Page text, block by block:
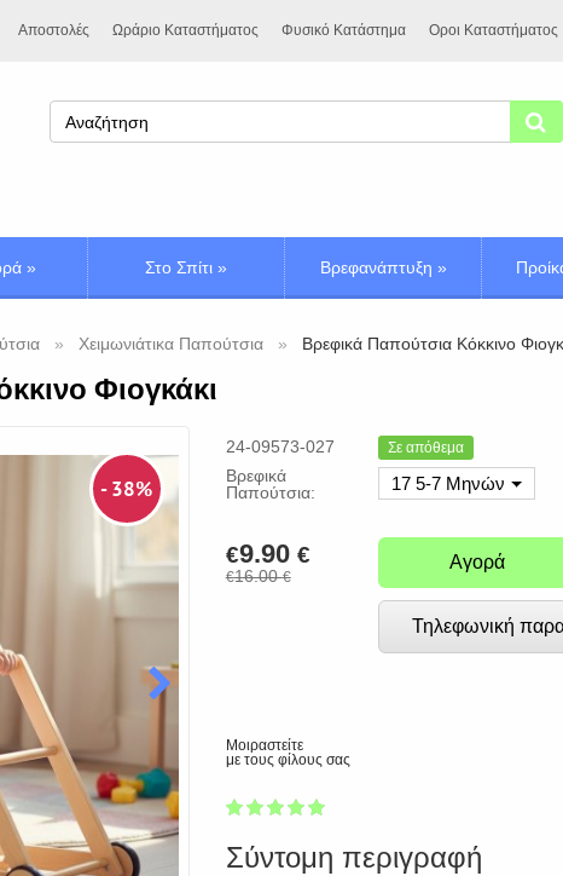
Αποστολές Ωράριο Καταστήματος Φυσικό Κατάστημα Οροι Καταστήματος
» Στο Σπίτι » Βρεφανάπτυξη »
Χειμωνιάτικα Παπούτσια Βρεφικά Παπούτσια Κόκκινο
Φιογκάκι
- 38%
24-09573-027 Σε απόθεμα
Βρεφικά
Παπούτσια:
17 5-7 Μηνών
€9.90 €
€16.00€
Αγορά
Τηλεφωνική
Μοιραστείτε
με τους φίλους σας
1
2
3
4
5
Σύντομη περιγραφή